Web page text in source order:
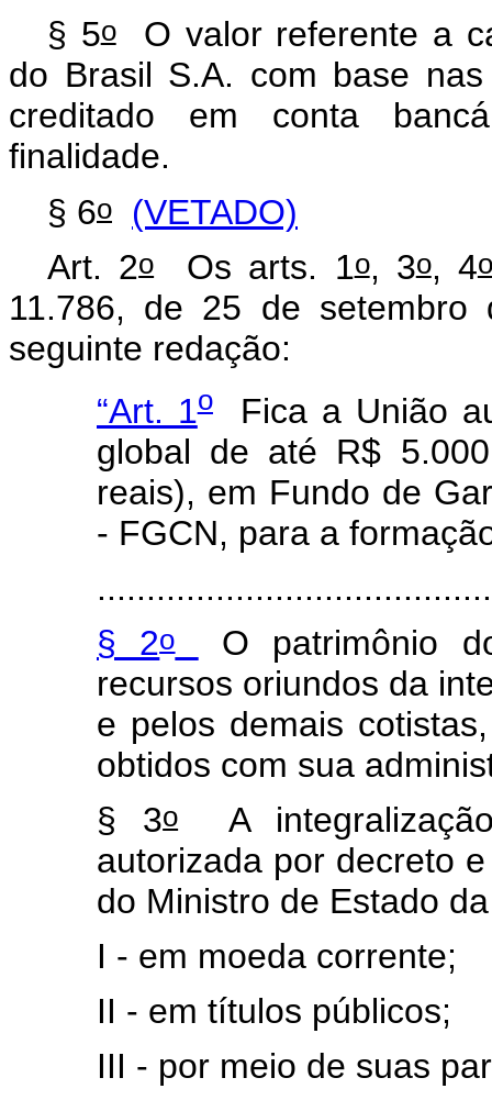
§ 5oO valor referente a
do Brasil S.A. com base
creditado em conta
finalidade.
§ 6o
(VETADO)
Art. 2oOs arts. 1o, 3o, 4o
11.786, de 25 de
seguinte redação:
“Art. 1oFica a União
global de até R$
reais), em Fundo de
- FGCN, para a
§ 2o
O patrimônio
recursos oriundos da
e pelos demais
obtidos com sua
§ 3oA
autorizada por decreto
do Ministro de Estado
I - em moeda corrente;
II - em títulos públicos;
III - por meio de suas